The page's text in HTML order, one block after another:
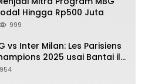
Hingga Rp500 Juta
999
vs Inter Milan: Les Parisiens
2025 usai Bantai il
954